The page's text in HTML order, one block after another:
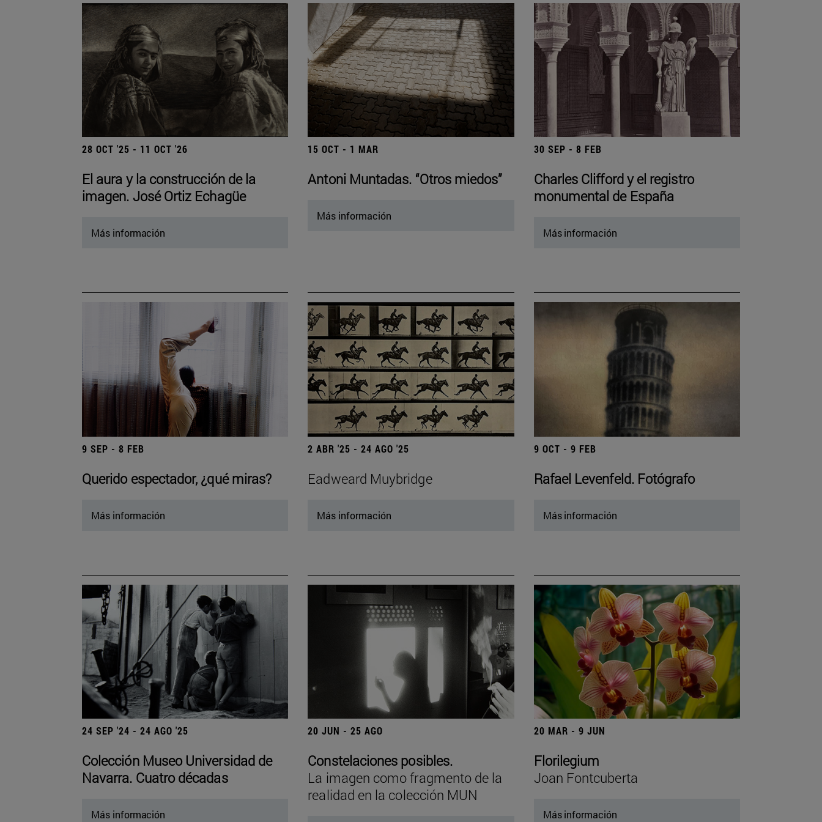
28 OCT '25 - 11 OCT '26
El aura y la construcción de la
imagen. José Ortiz Echagüe
Más información
15 OCT - 1 MAR
Antoni Muntadas. “Otros miedos”
Más información
30 SEP - 8 FEB
Charles Clifford y el registro
monumental de España
Más información
9 SEP - 8 FEB
Querido espectador, ¿qué miras?
Más información
2 ABR '25 - 24 AGO '25
Eadweard Muybridge
Más información
9 OCT - 9 FEB
Rafael Levenfeld. Fotógrafo
Más información
24 SEP '24 - 24 AGO '25
Colección Museo Universidad de
Navarra. Cuatro décadas
Más información
20 JUN - 25 AGO
Constelaciones posibles.
La imagen como fragmento de la
realidad en la colección MUN
20 MAR - 9 JUN
Florilegium
Joan Fontcuberta
Más información